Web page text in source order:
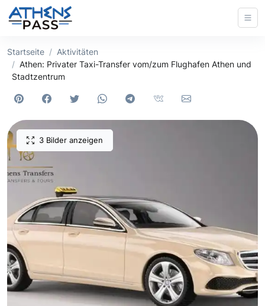
Startseite
Aktivitäten
Athen: Privater Taxi-Transfer vom/zum Flughafen Athen und
Stadtzentrum
3 Bilder anzeigen